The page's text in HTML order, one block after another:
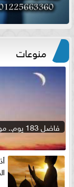
منوعات
فاضل 183 يوم.. موعد شهر رمضان 2027 وأول أيامه فلكياً